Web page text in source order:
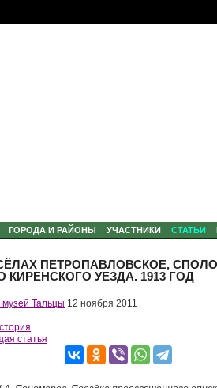
ГОРОДА И РАЙОНЫ УЧАСТНИКИ CТАТЬИ
ПЕТРОПАВЛОВСКОЕ,
УЕЗДА. 1913 ГОД
музей Тальцы 12 ноября 2011
статья